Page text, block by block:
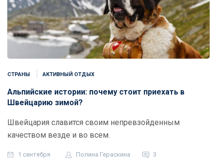
СТРАНЫ АКТИВНЫЙ ОТДЫХ
Альпийские истории: почему стоит приехать в
Швейцарию зимой?
Швейцария славится своим непревзойденным
качеством везде и во всем.
1 сентября Полина Гераскина 3